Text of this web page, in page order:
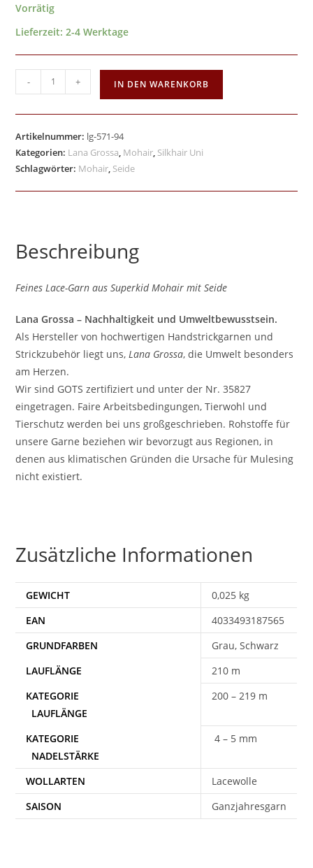
Vorrätig
Lieferzeit:2-4 Werktage
- + IN DEN WARENKORB
Artikelnummer: lg-571-94
Kategorien: Lana Grossa, Mohair, Silkhair Uni
Schlagwörter: Mohair, Seide
Beschreibung
Feines Lace-Garn aus Superkid Mohair mit Seide
Lana Grossa – Nachhaltigkeit und Umweltbewusstsein.
Als Hersteller von hochwertigen Handstrickgarnen und
Strickzubehör liegt uns,Lana Grossa, die Umwelt besonders
am Herzen.
Wir sind GOTS zertifiziert und unter der Nr. 35827
eingetragen. Faire Arbeitsbedingungen, Tierwohl und
Tierschutz werden bei uns großgeschrieben. Rohstoffe für
unsere Garne beziehen wir bevorzugt aus Regionen, in
denen aus klimatischen Gründen die Ursache für Mulesing
nicht existiert.
Zusätzliche Informationen
GEWICHT
0,025 kg
EAN
4033493187565
Grau, Schwarz
210 m
200 – 219 m
4 – 5 mm
WOLLARTEN
Lacewolle
SAISON
Ganzjahresgarn